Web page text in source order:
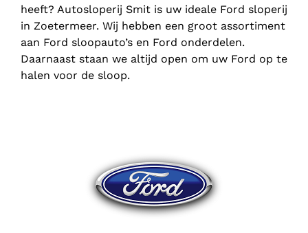
heeft? Autosloperij Smit is uw ideale Ford sloperij
in Zoetermeer. Wij hebben een groot assortiment
aan Ford sloopauto’s en Ford onderdelen.
Daarnaast staan we altijd open om uw Ford op te
halen voor de sloop.